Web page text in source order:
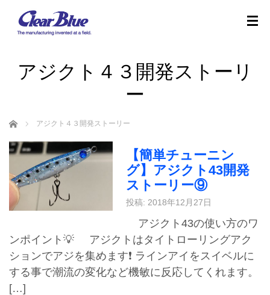
アジクト４３開発ストーリ
ー
ホーム アジクト４３開発ストーリー
【簡単チューニン
グ】アジクト43開発
ストーリー⑨
投稿: 2018年12月27日
アジクト43の使い方のワ
ンポイント💡 アジクトはタイトローリングアク
ションでアジを集めます❗️ ラインアイをスイベルに
する事で潮流の変化など機敏に反応してくれます。
[…]